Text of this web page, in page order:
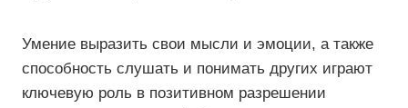
Умение выразить свои мысли и эмоции, а также
способность слушать и понимать других играют
ключевую роль в позитивном разрешении